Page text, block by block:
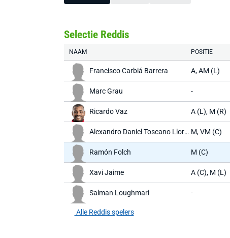
Selectie Reddis
NAAM POSITIE
Francisco Carbiá Barrera A, AM (L)
Marc Grau -
Ricardo Vaz A (L), M (R)
Alexandro Daniel Toscano Llordal M, VM (C)
Ramón Folch M (C)
Xavi Jaime A (C), M (L)
Salman Loughmari -
Alle Reddis spelers